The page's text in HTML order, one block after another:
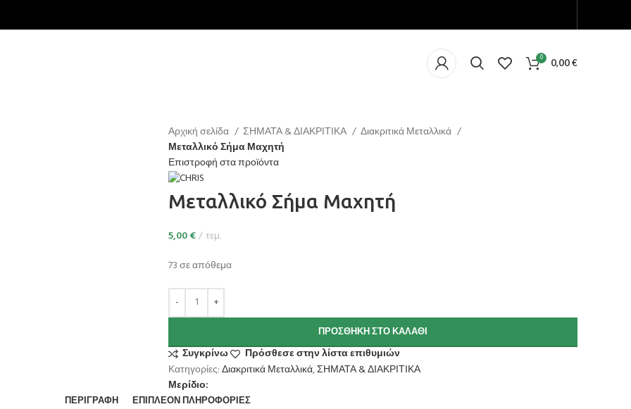
0 0,00€
Αρχική σελίδα ΣΗΜΑΤΑ & ΔΙΑΚΡΙΤΙΚΑ
Διακριτικά Μεταλλικά
Μεταλλικό Σήμα Μαχητή
Επιστροφή στα προϊόντα
Μεταλλικό Σήμα Μαχητή
5,00€
τεμ.
73 σε απόθεμα
ΠΡΟΣΘΉΚΗ ΣΤΟ ΚΑΛΆΘΙ
Συγκρίνω
Πρόσθεσε στην λίστα επιθυμιών
Κατηγορίες:Διακριτικά Μεταλλικά,ΣΗΜΑΤΑ & ΔΙΑΚΡΙΤΙΚΑ
Μερίδιο:
ΠΕΡΙΓΡΑΦΉ ΕΠΙΠΛΈΟΝ ΠΛΗΡΟΦΟΡΊΕΣ